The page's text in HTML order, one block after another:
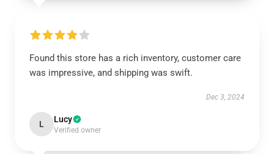
Found this store has a rich inventory, customer care
was impressive, and shipping was swift.
Dec 3, 2024
L Lucy
Verified owner